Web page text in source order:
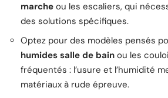
marche ou les escaliers, qui
des solutions spécifiques.
Optez pour des modèles pensés
humides salle de bain ou les
fréquentés : l’usure et l’humidité
matériaux à rude épreuve.